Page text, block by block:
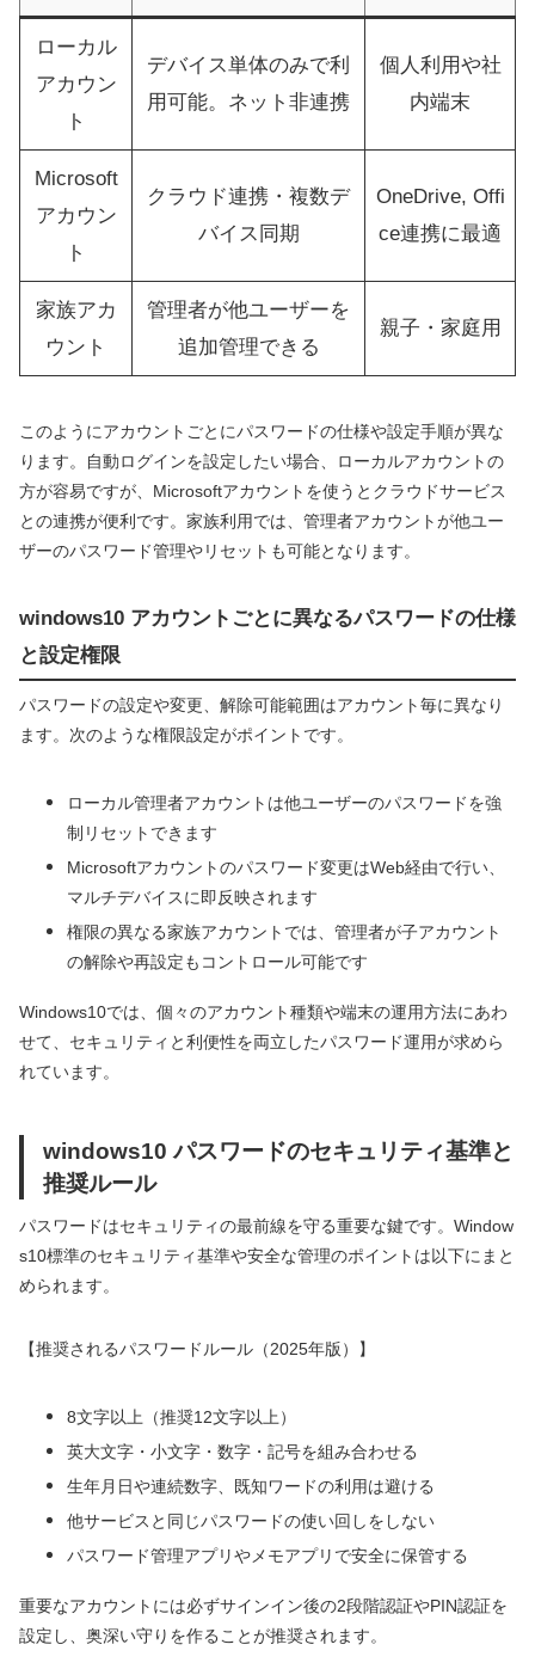
ローカル
アカウン
ト
デバイス単体のみで利
用可能。ネット非連携
個人利用や社
内端末
Microsoft
アカウン
ト
クラウド連携・複数デ
バイス同期
OneDrive, Offi
ce連携に最適
家族アカ
ウント
管理者が他ユーザーを
追加管理できる
親子・家庭用
このようにアカウントごとにパスワードの仕様や設定手順が異な
ります。自動ログインを設定したい場合、ローカルアカウントの
方が容易ですが、Microsoftアカウントを使うとクラウドサービス
との連携が便利です。家族利用では、管理者アカウントが他ユー
ザーのパスワード管理やリセットも可能となります。
windows10 アカウントごとに異なるパスワードの仕様
と設定権限
パスワードの設定や変更、解除可能範囲はアカウント毎に異なり
ます。次のような権限設定がポイントです。
ローカル管理者アカウントは他ユーザーのパスワードを強
制リセットできます
Microsoftアカウントのパスワード変更はWeb経由で行い、
マルチデバイスに即反映されます
権限の異なる家族アカウントでは、管理者が子アカウント
の解除や再設定もコントロール可能です
Windows10では、個々のアカウント種類や端末の運用方法にあわ
せて、セキュリティと利便性を両立したパスワード運用が求めら
れています。
windows10 パスワードのセキュリティ基準と
推奨ルール
パスワードはセキュリティの最前線を守る重要な鍵です。Window
s10標準のセキュリティ基準や安全な管理のポイントは以下にまと
められます。
【推奨されるパスワードルール（2025年版）】
8文字以上（推奨12文字以上）
英大文字・小文字・数字・記号を組み合わせる
生年月日や連続数字、既知ワードの利用は避ける
他サービスと同じパスワードの使い回しをしない
パスワード管理アプリやメモアプリで安全に保管する
重要なアカウントには必ずサインイン後の2段階認証やPIN認証を
設定し、奥深い守りを作ることが推奨されます。